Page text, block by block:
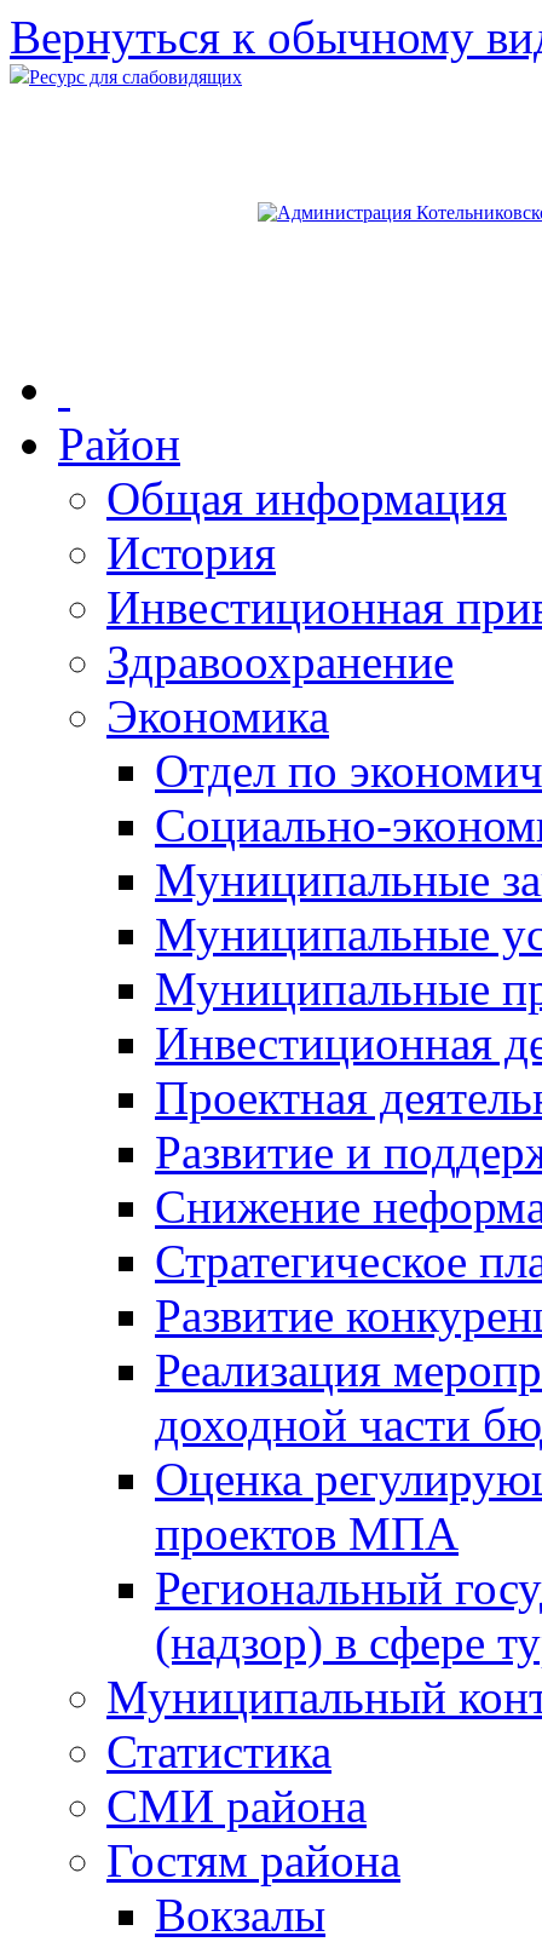
Вернуться к обычному
Ресурс для слабовидящих
Район
Общая информация
История
Инвестиционная
Здравоохранение
Экономика
Отдел по
Социально-
Муниципальные
Муниципальные
Муниципальные
Инвестиционная
Проектная
Развитие и
Снижение
Стратегическое
Развитие
Реализация
доходной части
Оценка
проектов МПА
Региональный
(надзор) в сфере
Муниципальный
Статистика
СМИ района
Гостям района
Вокзалы